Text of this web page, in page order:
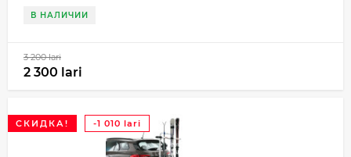
В НАЛИЧИИ
3 200 lari
2 300 lari
СКИДКА! -1 010 lari